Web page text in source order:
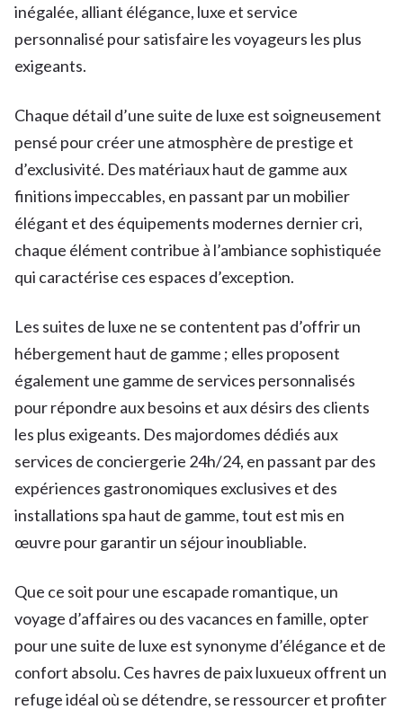
inégalée, alliant élégance, luxe et service
personnalisé pour satisfaire les voyageurs les plus
exigeants.
Chaque détail d’une suite de luxe est soigneusement
pensé pour créer une atmosphère de prestige et
d’exclusivité. Des matériaux haut de gamme aux
finitions impeccables, en passant par un mobilier
élégant et des équipements modernes dernier cri,
chaque élément contribue à l’ambiance sophistiquée
qui caractérise ces espaces d’exception.
Les suites de luxe ne se contentent pas d’offrir un
hébergement haut de gamme ; elles proposent
également une gamme de services personnalisés
pour répondre aux besoins et aux désirs des clients
les plus exigeants. Des majordomes dédiés aux
services de conciergerie 24h/24, en passant par des
expériences gastronomiques exclusives et des
installations spa haut de gamme, tout est mis en
œuvre pour garantir un séjour inoubliable.
Que ce soit pour une escapade romantique, un
voyage d’affaires ou des vacances en famille, opter
pour une suite de luxe est synonyme d’élégance et de
confort absolu. Ces havres de paix luxueux offrent un
refuge idéal où se détendre, se ressourcer et profiter